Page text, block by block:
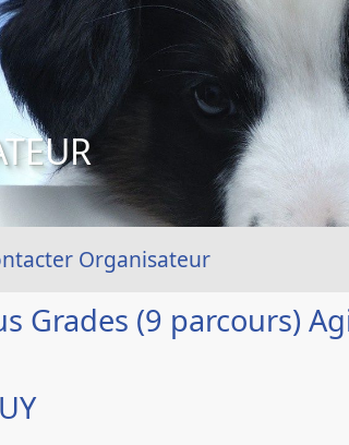
Organisateur
Grades (9 parcours)